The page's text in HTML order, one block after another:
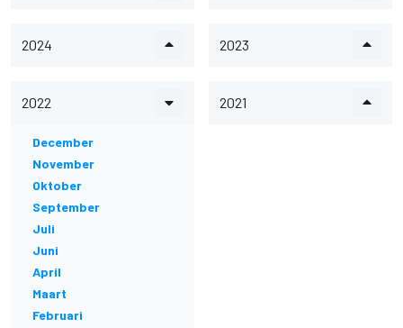
2024 2023
2022
December
November
Oktober
September
Juli
Juni
April
Maart
Februari
2021